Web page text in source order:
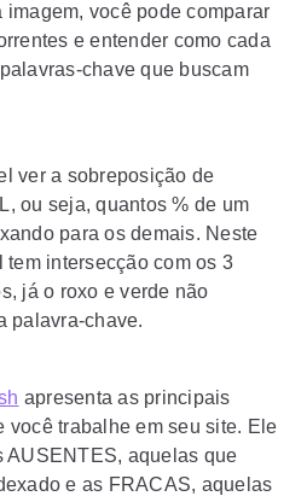
você pode comparar
e entender como cada
chave que buscam
ver a sobreposição de
ou seja, quantos % de um
para os demais. Neste
intersecção com os 3
já o roxo e verde não
palavra-chave.
apresenta as principais
você trabalhe em seu site. Ele
AUSENTES, aquelas que
e as FRACAS, aquelas